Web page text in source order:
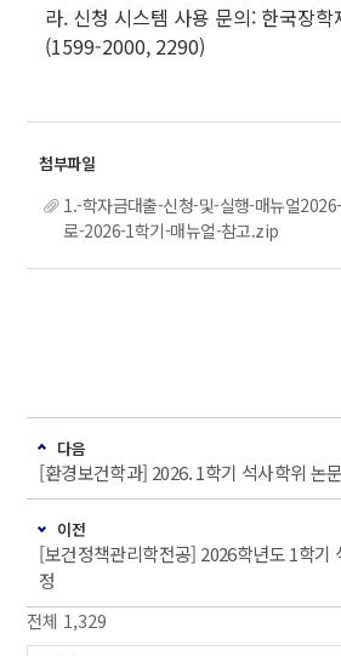
라. 신청 시스템 사용 문의: 한국장
(1599-2000, 2290)
1.-학자금대출-신청-및-실행-매뉴얼
로-2026-1학기-매뉴얼-참고.zip
다음
[환경보건학과] 2026. 1학기 석사학위 논
이전
[보건정책관리학전공] 2026학년도 1학기
정
전체 1,329